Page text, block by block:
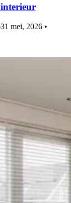
31 mei, 2026 •